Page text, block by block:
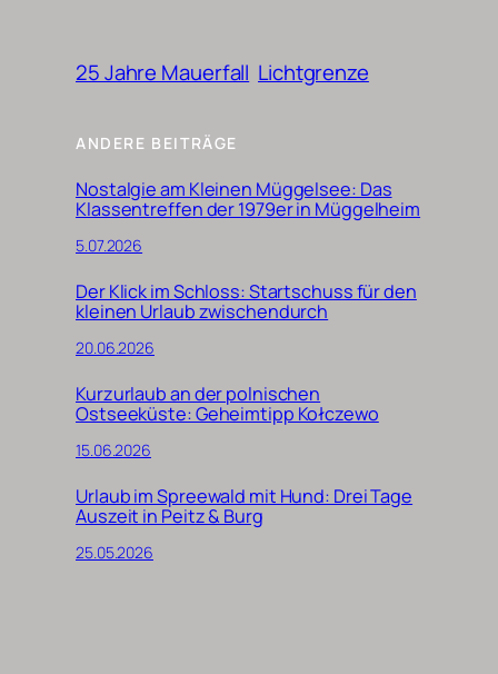
25 Jahre Mauerfall Lichtgrenze
ANDERE BEITRÄGE
Nostalgie am Kleinen Müggelsee: Das
Klassentreffen der 1979er in Müggelheim
5.07.2026
Der Klick im Schloss: Startschuss für den
kleinen Urlaub zwischendurch
20.06.2026
Kurzurlaub an der polnischen
Ostseeküste: Geheimtipp Kołczewo
15.06.2026
Urlaub im Spreewald mit Hund: Drei Tage
Auszeit in Peitz & Burg
25.05.2026